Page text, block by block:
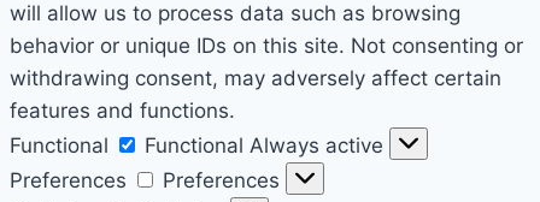
will allow us to process data such as browsing
behavior or unique IDs on this site. Not consenting or
withdrawing consent, may adversely affect certain
features and functions.
Functional
Functional Always active
Preferences
Preferences